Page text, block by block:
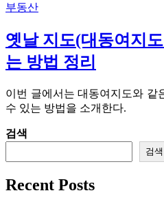
부동산
옛날 지도(대동여지
는 방법 정리
이번 글에서는 대동여지도와 같
수 있는 방법을 소개한다.
검색
검색
Recent Posts